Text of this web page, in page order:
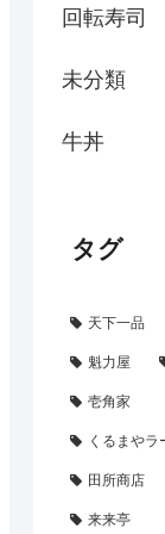
回転寿司
未分類
牛丼
タグ
天下一品
魁力屋
壱角家
くるまやラ
田所商店
来来亭